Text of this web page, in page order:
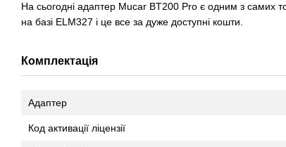
На сьогодні адаптер Mucar BT200 Pro є одним з самих
на базі ELM327 і це все за дуже доступні кошти.
Комплектація
Адаптер
Код активації ліцензії